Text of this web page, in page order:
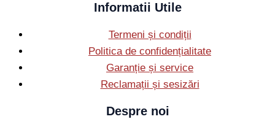
Informatii Utile
Termeni și condiții
Politica de confidențialitate
Garanție și service
Reclamații și sesizări
Despre noi